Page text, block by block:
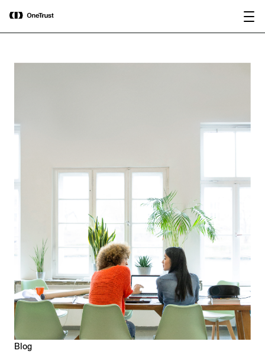
OneTrust nominata “Visionaria” nel
Magic Quadrant™ 2026 di Gartner®
per le piattaforme di governance
Blog